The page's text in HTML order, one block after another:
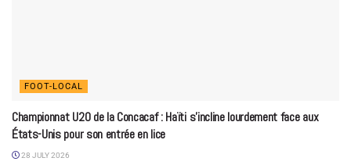
FOOT-LOCAL
Championnat U20 de la Concacaf : Haïti s’incline lourdement face aux
États-Unis pour son entrée en lice
28 JULY 2026